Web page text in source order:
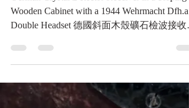
機附民國33年(1944)國防軍
Dfh.a雙耳機
German Crystal Detector Receiver in a Sloping
Wooden Cabinet with a 1944 Wehrmacht Dfh.a
Double Headset 德國斜面木殼礦石檢波接收
附民國33年(1944)國防軍Dfh.a雙耳機《Black